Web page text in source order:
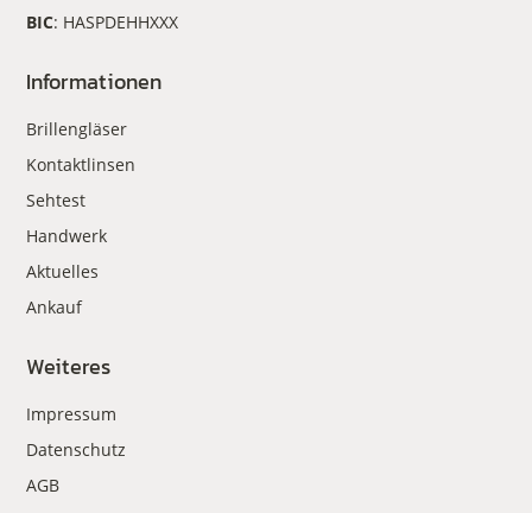
BIC: HASPDEHHXXX
Informationen
Brillengläser
Kontaktlinsen
Sehtest
Handwerk
Aktuelles
Ankauf
Weiteres
Impressum
Datenschutz
AGB